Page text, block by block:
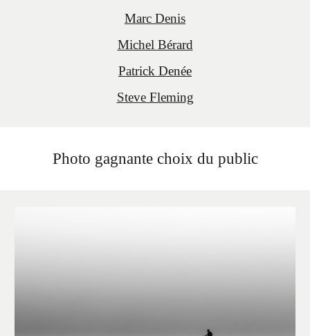
Marc Denis
Michel Bérard
Patrick Denée
Steve Fleming
Photo gagnante choix du public